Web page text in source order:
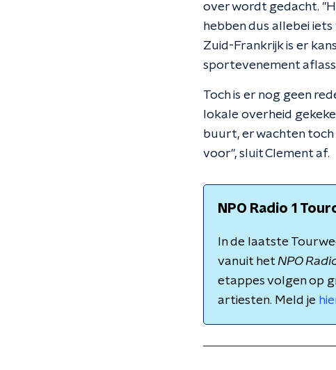
over wordt gedacht.
hebben dus allebei
Zuid-Frankrijk is er
sportevenement
Toch is er nog geen
lokale overheid
buurt, er wachten toch
voor", sluit Clement af.
NPO Radio 1
In de laatste
vanuit het NPO
etappes volgen op
artiesten. Meld je